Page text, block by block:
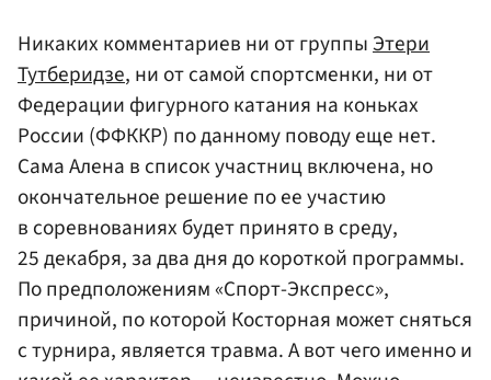
Никаких комментариев ни от группыЭтери
Тутберидзе, ни от самой спортсменки, ни от
Федерации фигурного катания на коньках
России (ФФККР) по данному поводу еще нет.
Сама Алена в список участниц включена, но
окончательное решение по ее участию
в соревнованиях будет принято в среду,
25 декабря, за два дня до короткой программы.
По предположениям «Спорт-Экспресс»,
причиной, по которой Косторная может сняться
с турнира, является травма. А вот чего именно и